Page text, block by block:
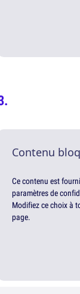
Contenu
Ce contenu est
paramètres de
Modifiez ce choix à
page.